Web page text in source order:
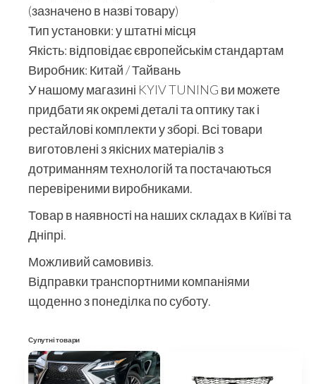
(зазначено в назві товару)
Тип установки: у штатні місця
Якість: відповідає європейськім стандартам
Виробник: Китай / Тайвань
У нашому магазині KYIV TUNING ви можете
придбати як окремі деталі та оптику так і
рестайлові комплекти у зборі. Всі товари
виготовлені з якісних матеріалів з
дотриманням технологій та постачаються
перевіреними виробниками.
Товар в наявності на наших складах в Київі та
Дніпрі.
Можливий самовивіз.
Відправки транспортними компаніями
щоденно з понеділка по суботу.
Супутні товари